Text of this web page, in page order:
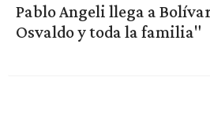
Pablo Angeli llega a
Osvaldo y toda la familia"